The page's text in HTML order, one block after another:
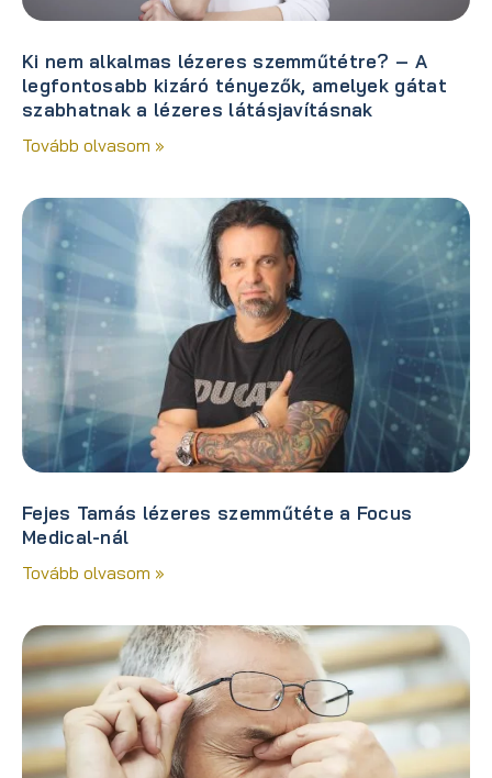
Ki nem alkalmas lézeres szemműtétre? – A
legfontosabb kizáró tényezők, amelyek gátat
szabhatnak a lézeres látásjavításnak
Tovább olvasom »
Fejes Tamás lézeres szemműtéte a Focus
Medical-nál
Tovább olvasom »